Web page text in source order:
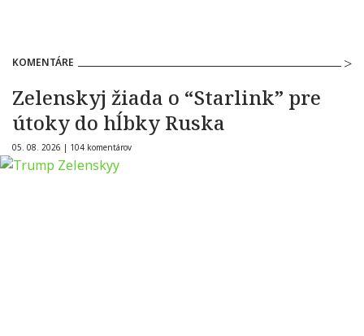
KOMENTÁRE
Zelenskyj žiada o “Starlink” pre
útoky do hĺbky Ruska
05. 08. 2026 | 104 komentárov